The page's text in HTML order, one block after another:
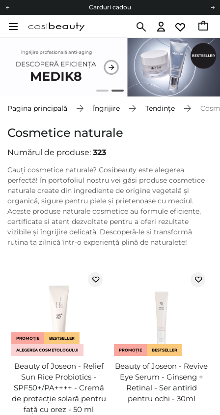
Carduri cadou
Livrare mai ieftină pentru comenzile de la 150 RON!
Carduri cadou
Livrare mai ieftină pentru comenzile de la 150 RON!
Pagina principală Îngrijire Tendințe
Cosmetice naturale
Numărul de produse: 323
Cauți cosmetice naturale? Cosibeauty este alegerea
perfectă! În portofoliul nostru vei găsi produse cosmetice
naturale create din ingrediente de origine vegetală și
organică, sigure pentru piele și prietenoase cu mediul.
Aceste produse naturale cosmetice au formule eficiente,
certificate și atent dezvoltate pentru a oferi rezultate
vizibile și îngrijire delicată. Descoperă-le și transformă
rutina ta zilnică într-o experiență plină de naturalețe!
PROMOȚIE BESTSELLER
ALEGEREA COSMETOLOGULUI
Beauty of Joseon - Relief
Sun Rice Probiotics -
SPF50+/PA++++ - Cremă
de protecție solară pentru
față cu orez - 50 ml
PROMOȚIE BESTSELLER
Beauty of Joseon - Revive
Eye Serum - Ginseng +
Retinal - Ser antirid
pentru ochi - 30ml